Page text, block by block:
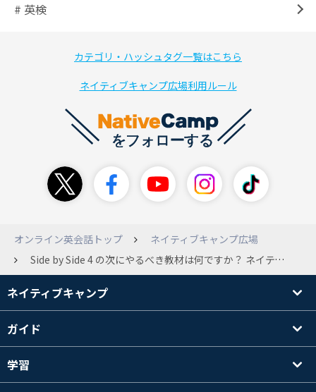
# 英検
カテゴリ・ハッシュタグ一覧はこちら
ネイティブキャンプ広場利用ルール
オンライン英会話トップ
ネイティブキャンプ広場
Side by Side 4 の次にやるべき教材は何ですか？ ネイティブキャンプを楽しく続けることができています。教材としてSide by Sideを使っているのでずっと興味を持ち続けることができたと思っています。 昨日、Side by Side 4を最後までやり終えました。Side by Sideの中でもREADINGの章が好きで、レッスンを受けていると日本語にない発音（LとRの区別とか、tr、drなどの二重子音とか）がだんだん発音できるようになったり、長めの文章を区切りごとに抑揚を付けれるようになるのが自分でもわかり、英語を声に出すのが気持ちよくなってきました。 次の教材は「発音コース」にしようと思っています。カウンセラーからも進めてもらったし、とにかく気持ちよくレッスンを続けることが重要と思っているからです。 Side by Sideの次は何をしようと思っている人はかなりいると思うので、ほかにおすすめの教材があればおしえてほしいです。Side by Sideを繰り返すのもありですか？
ネイティブキャンプ
ガイド
学習